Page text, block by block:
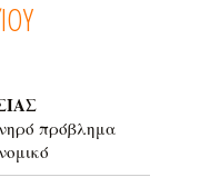
πρόβλημα